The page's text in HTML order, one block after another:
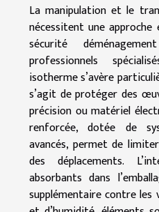
La manipulation et le
nécessitent une approche
sécurité
professionnels
isotherme s’avère
s’agit de protéger des
précision ou matériel
renforcée, dotée de
avancés, permet de
des déplacements.
absorbants dans
supplémentaire contre